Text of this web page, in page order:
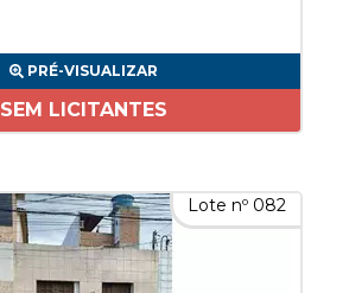
PRÉ-VISUALIZAR
SEM LICITANTES
Lote nº 082